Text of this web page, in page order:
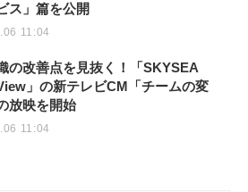
ス」篇を公開
11:04
の改善点を見抜く！「SKYSEA
」の新テレビCM「チームの変
放映を開始
11:04